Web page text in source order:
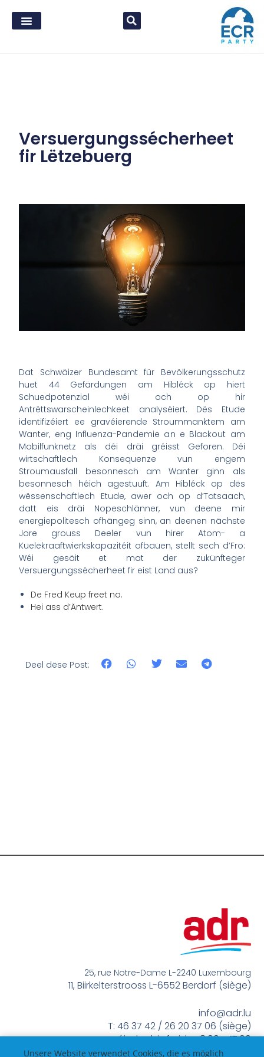
Versuergungssécherheet
fir Lëtzebuerg
Dat Schwäizer Bundesamt für Bevölkerungsschutz
huet 44 Gefärdungen am Hibléck op hiert
Schuedpotenzial wéi och op hir
Antrëttswarscheinlechkeet analyséiert. Dës Etude
identifizéiert ee gravéierende Stroummanktem am
Wanter, eng Influenza-Pandemie an e Blackout am
Mobilfunknetz als déi dräi gréisst Geforen. Déi
wirtschaftlech Konsequenze vun engem
Stroumausfall besonnesch am Wanter ginn als
besonnesch héich agestuuft. Am Hibléck op dës
wëssenschaftlech Etude, awer och op d’Tatsaach,
datt eis dräi Nopeschlänner, vun deene mir
energiepolitesch ofhängeg sinn, an deenen nächste
Jore grouss Deeler vun hirer Atom- a
Kuelekraaftwierkskapazitéit ofbauen, stellt sech d’Fro:
Wéi gesäit et mat der zukünfteger
Versuergungssécherheet fir eist Land aus?
De Fred Keup freet no.
Hei ass d’Äntwert.
Deel dëse Post:
25, rue Notre-Dame L-2240 Luxembourg
11, Biirkelterstrooss L-6552 Berdorf (siège)
info@adr.lu
T: 46 37 42 / 26 20 37 06 (siège)
méindes bis freides 8:00 – 17:00
Unsere Website verwendet Cookies, die es möglich